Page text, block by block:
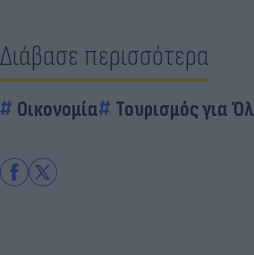
Διάβασε περισσότερα
Οικονομία Τουρισμός για